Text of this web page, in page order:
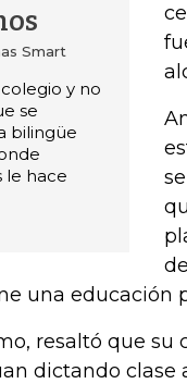
Smart
y no
se
bilingüe
le hace
una educación
resaltó que su
dictando clase